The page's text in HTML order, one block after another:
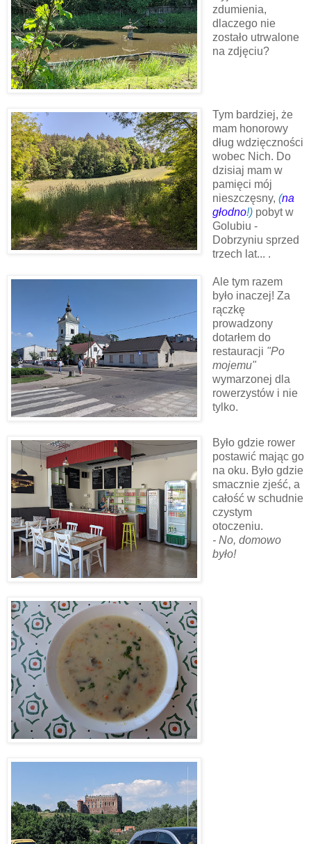
zdumienia,
dlaczego nie
zostało utrwalone
na zdjęciu?
Tym bardziej, że
mam honorowy
dług wdzięczności
wobec Nich. Do
dzisiaj mam w
pamięci mój
nieszczęsny, (na
głodno!)pobyt w
Golubiu -
Dobrzyniu sprzed
trzech lat... .
Ale tym razem
było inaczej! Za
rączkę
prowadzony
dotarłem do
restauracji "Po
mojemu"
wymarzonej dla
rowerzystów i nie
tylko.
Było gdzie rower
postawić mając go
na oku. Było gdzie
smacznie zjeść, a
całość w schudnie
czystym
otoczeniu.
- No, domowo
było!